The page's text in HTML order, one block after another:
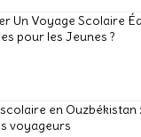
Un Voyage Scolaire
pour les Jeunes ?
en Ouzbékistan
voyageurs